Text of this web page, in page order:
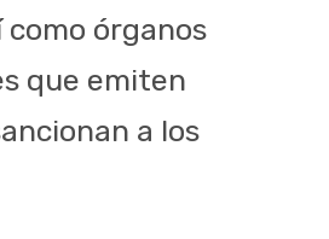
como órganos
que emiten
a los